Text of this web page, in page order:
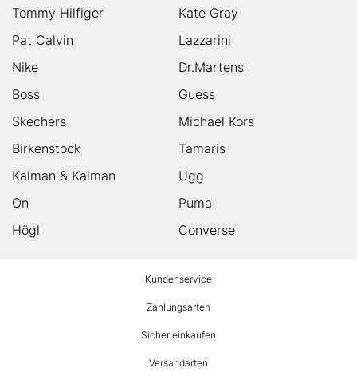
Tommy Hilfiger
Kate Gray
Pat Calvin
Lazzarini
Nike
Dr.Martens
Boss
Guess
Skechers
Michael Kors
Birkenstock
Tamaris
Kalman & Kalman
Ugg
On
Puma
Högl
Converse
Kundenservice
Zahlungsarten
Sicher einkaufen
Versandarten